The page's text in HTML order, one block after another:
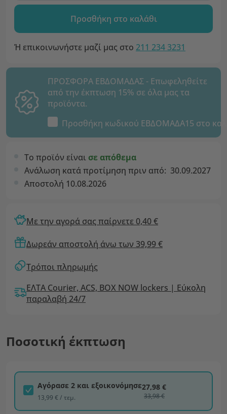
Προσθήκη στο καλάθι
Ή επικοινωνήστε μαζί μας στο 211 234 3231
ΠΡΟΣΦΟΡΑ ΕΒΔΟΜΑΔΑΣ - Επωφεληθείτε
από την έκπτωση 15% σε όλα μας τα
προϊόντα.
Προσθήκη κωδικού ΕΒΔΟΜΑΔΑ15 στο
Το προϊόν είναι σε απόθεμα
Ανάλωση κατά προτίμηση πριν από: 30.09.2027
Αποστολή 10.08.2026
Με την αγορά σας παίρνετε 0,40 €
Δωρεάν αποστολή άνω των 39,99 €
Τρόποι πληρωμής
ΕΛΤΑ Courier, ACS, BOX NOW lockers | Εύκολη
παραλαβή 24/7
Ποσοτική έκπτωση
Αγόρασε 2 και εξοικονόμησε
13,99 € / τεμ.
27,98 €
33,98 €